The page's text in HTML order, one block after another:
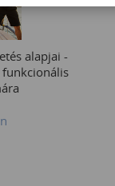
alapjai -